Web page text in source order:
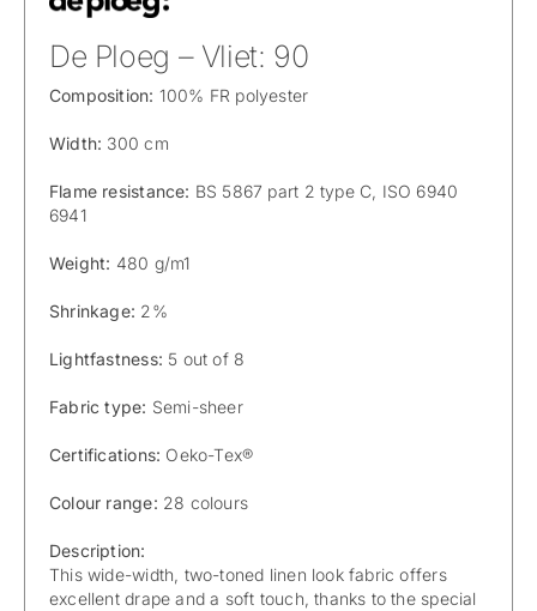
De Ploeg – Vliet: 90
Composition: 100% FR polyester
Width: 300 cm
Flame resistance: BS 5867 part 2 type C, ISO 6940
6941
Weight: 480 g/m1
Shrinkage: 2%
Lightfastness: 5 out of 8
Fabric type: Semi-sheer
Certifications: Oeko-Tex®
Colour range: 28 colours
Description:
This wide-width, two-toned linen look fabric offers
excellent drape and a soft touch, thanks to the special